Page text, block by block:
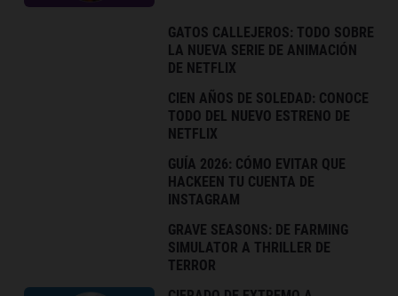
GATOS CALLEJEROS: TODO SOBRE
LA NUEVA SERIE DE ANIMACIÓN
DE NETFLIX
CIEN AÑOS DE SOLEDAD: CONOCE
TODO DEL NUEVO ESTRENO DE
NETFLIX
GUÍA 2026: CÓMO EVITAR QUE
HACKEEN TU CUENTA DE
INSTAGRAM
GRAVE SEASONS: DE FARMING
SIMULATOR A THRILLER DE
TERROR